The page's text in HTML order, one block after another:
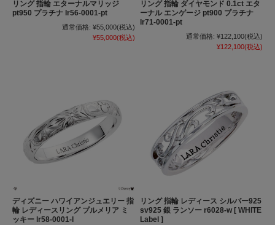
リング 指輪 エターナルマリッジ
pt950 プラチナ lr56-0001-pt
通常価格: ¥55,000(税込)
¥55,000(税込)
リング 指輪 ダイヤモンド 0.1ct エタ
ーナル エンゲージ pt900 プラチナ
lr71-0001-pt
通常価格: ¥122,100(税込)
¥122,100(税込)
ディズニー ハワイアンジュエリー 指
輪 レディースリング プルメリア ミ
ッキー lr58-0001-l
リング 指輪 レディース シルバー925
sv925 銀 ランソー r6028-w [ WHITE
Label ]